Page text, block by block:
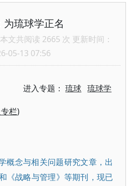
为琉球学正名
本文共阅读 2665 次 更新时间：
05-13 07:56
进入专题：琉球 琉球学
栏)
概念与相关问题研究文章，出
《战略与管理》等期刊，现已